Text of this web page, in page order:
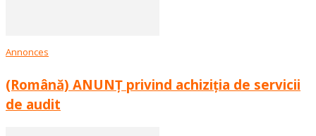
Annonces
(Română) ANUNȚ privind achiziția de servicii
de audit